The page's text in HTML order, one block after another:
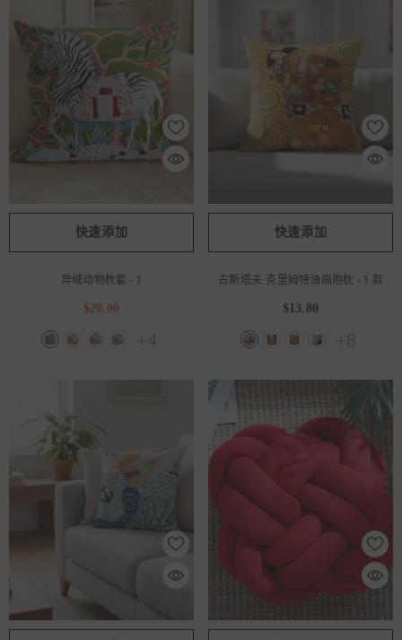
快速添加
异域动物枕套 - 1
$20.00
快速添加
古斯塔夫·克里姆特油画抱枕 - 1 款
$13.80